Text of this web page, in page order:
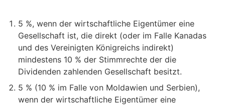
5 %, wenn der wirtschaftliche Eigentümer eine
Gesellschaft ist, die direkt (oder im Falle Kanadas
und des Vereinigten Königreichs indirekt)
mindestens 10 % der Stimmrechte der die
Dividenden zahlenden Gesellschaft besitzt.
5 % (10 % im Falle von Moldawien und Serbien),
wenn der wirtschaftliche Eigentümer eine